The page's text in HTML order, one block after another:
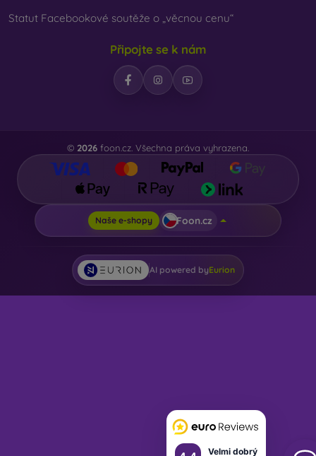
Velmi dobrý
Statut Facebookové soutěže o „věcnou cenu“
Připojte se k nám
© 2026 foon.cz. Všechna práva vyhrazena.
Naše e-shopy Foon.cz
AI powered byEurion